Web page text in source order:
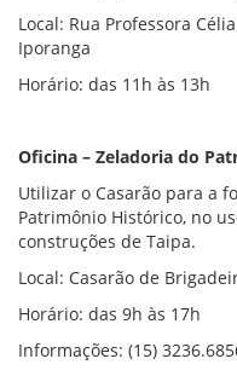
Local: Rua Professora
Iporanga
Horário: das 11h às 13h
Oficina – Zeladoria do
Utilizar o Casarão para a
Patrimônio Histórico, no
construções de Taipa.
Local: Casarão de
Horário: das 9h às 17h
Informações: (15)